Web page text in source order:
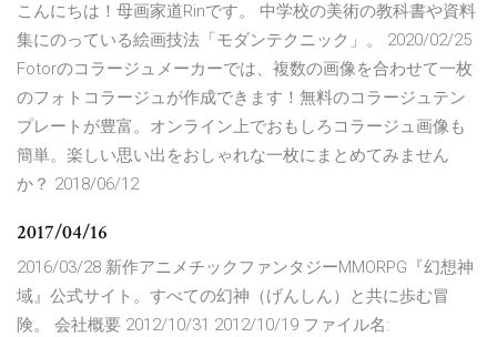
こんにちは！母画家道Rinです。 中学校の美術の教科書や資料
集にのっている絵画技法「モダンテクニック」。 2020/02/25
Fotorのコラージュメーカーでは、複数の画像を合わせて一枚
のフォトコラージュが作成できます！無料のコラージュテン
プレートが豊富。オンライン上でおもしろコラージュ画像も
簡単。楽しい思い出をおしゃれな一枚にまとめてみません
か？ 2018/06/12
2017/04/16
2016/03/28 新作アニメチックファンタジーMMORPG『幻想神
域』公式サイト。すべての幻神（げんしん）と共に歩む冒
険。 会社概要 2012/10/31 2012/10/19 ファイル名: